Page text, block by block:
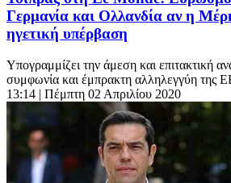
Γερμανία και Ολλανδία αν η
ηγετική υπέρβαση
Υπογραμμίζει την άμεση και επιτακτική
συμφωνία και έμπρακτη αλληλεγγύη της
13:14 | Πέμπτη 02 Απριλίου 2020